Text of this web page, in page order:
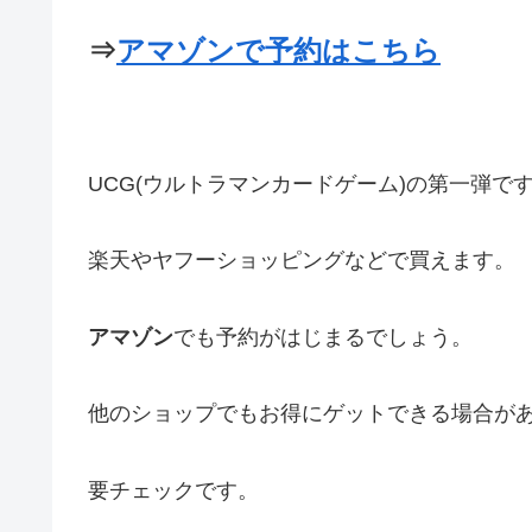
⇒アマゾンで予約はこちら
UCG(ウルトラマンカードゲーム)の第一弾です
楽天やヤフーショッピングなどで買えます。
アマゾンでも予約がはじまるでしょう。
他のショップでもお得にゲットできる場合が
要チェックです。